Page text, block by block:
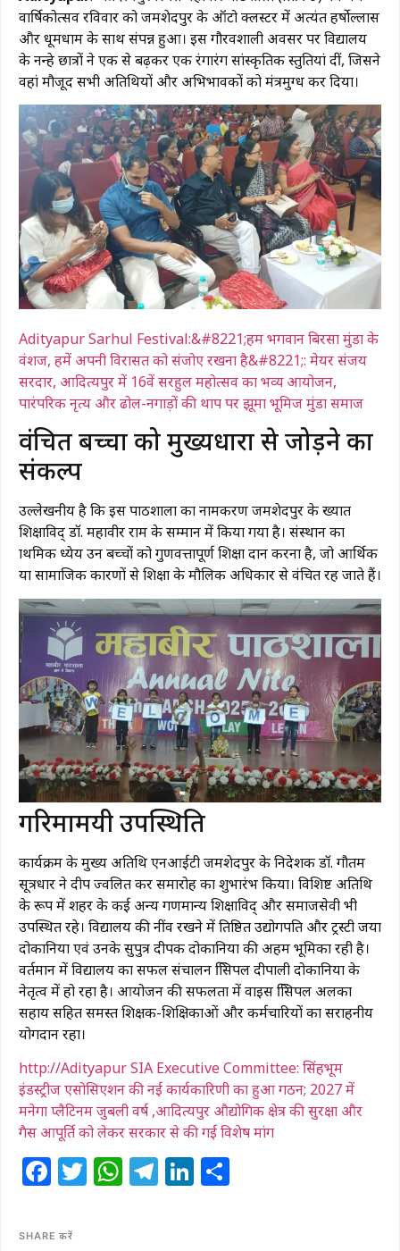
वार्षिकोत्सव रविवार को जमशेदपुर के ऑटो क्लस्टर में अत्यंत हर्षोल्लास
और धूमधाम के साथ संपन्न हुआ। इस गौरवशाली अवसर पर विद्यालय
के नन्हे छात्रों ने एक से बढ़कर एक रंगारंग सांस्कृतिक प्रस्तुतियां दीं, जिसने
वहां मौजूद सभी अतिथियों और अभिभावकों को मंत्रमुग्ध कर दिया।
Adityapur Sarhul Festival:&#8221;हम भगवान बिरसा मुंडा के
वंशज, हमें अपनी विरासत को संजोए रखना है&#8221;: मेयर संजय
सरदार, आदित्यपुर में 16वें सरहुल महोत्सव का भव्य आयोजन,
पारंपरिक नृत्य और ढोल-नगाड़ों की थाप पर झूमा भूमिज मुंडा समाज
​वंचित बच्चों को मुख्यधारा से जोड़ने का
संकल्प
उल्लेखनीय है कि इस पाठशाला का नामकरण जमशेदपुर के प्रख्यात
शिक्षाविद् डॉ. महावीर राम के सम्मान में किया गया है। संस्थान का
प्राथमिक ध्येय उन बच्चों को गुणवत्तापूर्ण शिक्षा प्रदान करना है, जो आर्थिक
या सामाजिक कारणों से शिक्षा के मौलिक अधिकार से वंचित रह जाते हैं।
​गरिमामयी उपस्थिति
कार्यक्रम के मुख्य अतिथि एनआईटी जमशेदपुर के निदेशक डॉ. गौतम
सूत्रधार ने दीप प्रज्वलित कर समारोह का शुभारंभ किया। विशिष्ट अतिथि
के रूप में शहर के कई अन्य गणमान्य शिक्षाविद् और समाजसेवी भी
उपस्थित रहे। विद्यालय की नींव रखने में प्रतिष्ठित उद्योगपति और ट्रस्टी जया
दोकानिया एवं उनके सुपुत्र दीपक दोकानिया की अहम भूमिका रही है।
वर्तमान में विद्यालय का सफल संचालन प्रिंसिपल दीपाली दोकानिया के
नेतृत्व में हो रहा है। आयोजन की सफलता में वाइस प्रिंसिपल अलका
सहाय सहित समस्त शिक्षक-शिक्षिकाओं और कर्मचारियों का सराहनीय
योगदान रहा।
http://Adityapur SIA Executive Committee: सिंहभूम
इंडस्ट्रीज एसोसिएशन की नई कार्यकारिणी का हुआ गठन; 2027 में
मनेगा प्लैटिनम जुबली वर्ष ,आदित्यपुर औद्योगिक क्षेत्र की सुरक्षा और
गैस आपूर्ति को लेकर सरकार से की गई विशेष मांग
Facebook
Twitter
WhatsApp
Telegram
LinkedIn
SHARE करें